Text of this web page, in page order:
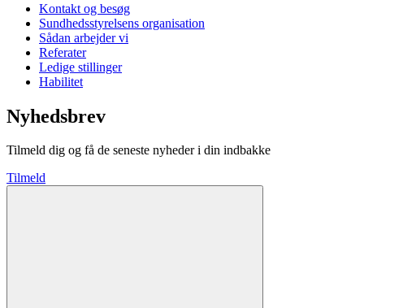
Kontakt og besøg
Sundhedsstyrelsens organisation
Sådan arbejder vi
Referater
Ledige stillinger
Habilitet
Nyhedsbrev
Tilmeld dig og få de seneste nyheder i din indbakke
Tilmeld